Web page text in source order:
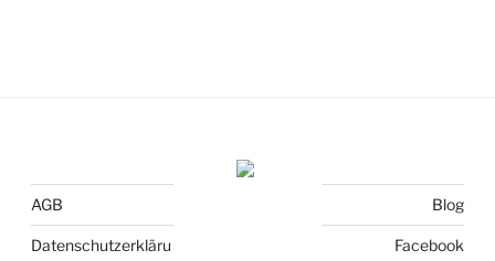
AGB
Datenschutzerkläru
Blog
Facebook